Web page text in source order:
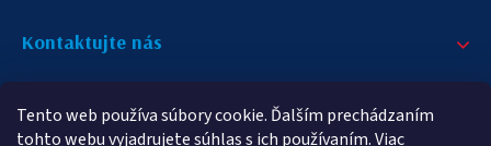
Tento web používa súbory cookie. Ďalším prechádzaním
tohto webu vyjadrujete súhlas s ich používaním. Viac
Kontaktujte nás
info@elampa.sk